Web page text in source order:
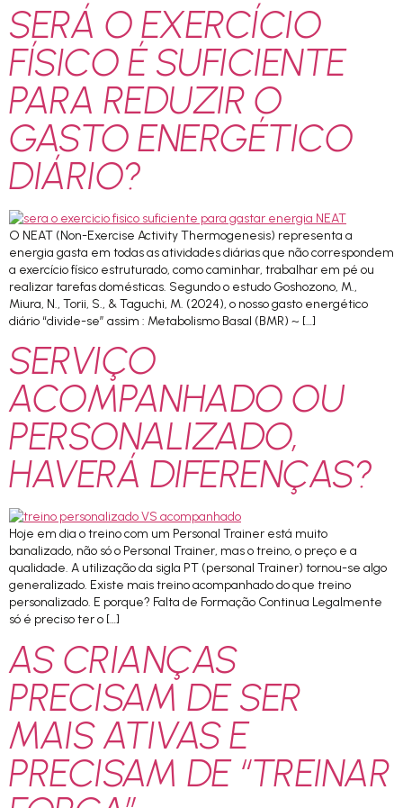
SERÁ O EXERCÍCIO
FÍSICO É SUFICIENTE
PARA REDUZIR O
GASTO ENERGÉTICO
DIÁRIO?
O NEAT (Non-Exercise Activity Thermogenesis) representa a
energia gasta em todas as atividades diárias que não correspondem
a exercício físico estruturado, como caminhar, trabalhar em pé ou
realizar tarefas domésticas. Segundo o estudo Goshozono, M.,
Miura, N., Torii, S., & Taguchi, M. (2024), o nosso gasto energético
diário “divide-se” assim : Metabolismo Basal (BMR) ~ […]
SERVIÇO
ACOMPANHADO OU
PERSONALIZADO,
HAVERÁ DIFERENÇAS?
Hoje em dia o treino com um Personal Trainer está muito
banalizado, não só o Personal Trainer, mas o treino, o preço e a
qualidade. A utilização da sigla PT (personal Trainer) tornou-se algo
generalizado. Existe mais treino acompanhado do que treino
personalizado. E porque? Falta de Formação Continua Legalmente
só é preciso ter o […]
AS CRIANÇAS
PRECISAM DE SER
MAIS ATIVAS E
PRECISAM DE “TREINAR